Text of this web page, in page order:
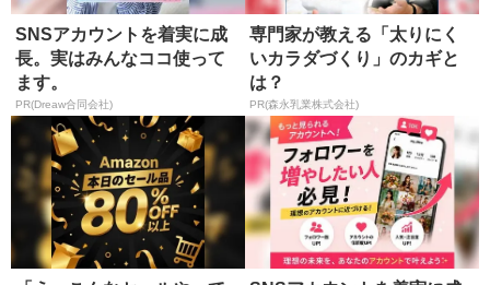
SNSアカウントを着実に成
長。実はみんなココ使って
ます。
PR(Dreaw合同会社)
専門家が教える「太りにく
いカラダづくり」のカギと
は？
PR(森永乳業株式会社)